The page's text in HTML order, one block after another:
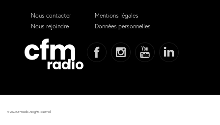
Nous contacter
Nous rejoindre
Mentions légales
Données personnelles
© 2023 CFM Radio. All Rights Reserved.